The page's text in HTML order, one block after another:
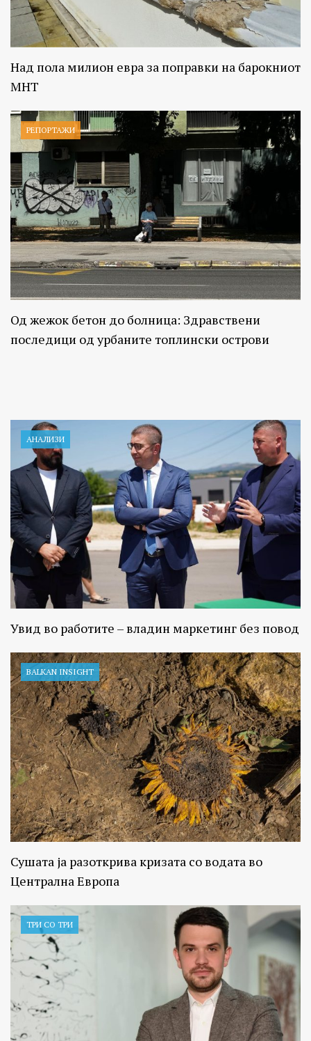
Над пола милион евра за поправки на барокниот
МНТ
РЕПОРТАЖИ
Од жежок бетон до болница: Здравствени
последици од урбаните топлински острови
АНАЛИЗИ
Увид во работите – владин маркетинг без повод
BALKAN INSIGHT
Сушата ја разоткрива кризата со водата во
Централна Европа
ТРИ СО ТРИ